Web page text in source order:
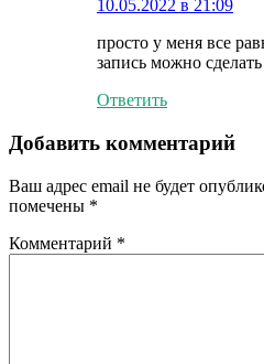
10.05.2022 в 21:09
просто у меня все
запись можно
Ответить
Добавить комментарий
Ваш адрес email не будет
помечены *
Комментарий *